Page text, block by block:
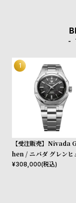
p
ッ
ピ
に
つ
ールグループ』の
のライセンスを獲
【受注販売】Nivada
hen / ニバダ グレンヒ
77 Mark II SST
¥308,000(税込)